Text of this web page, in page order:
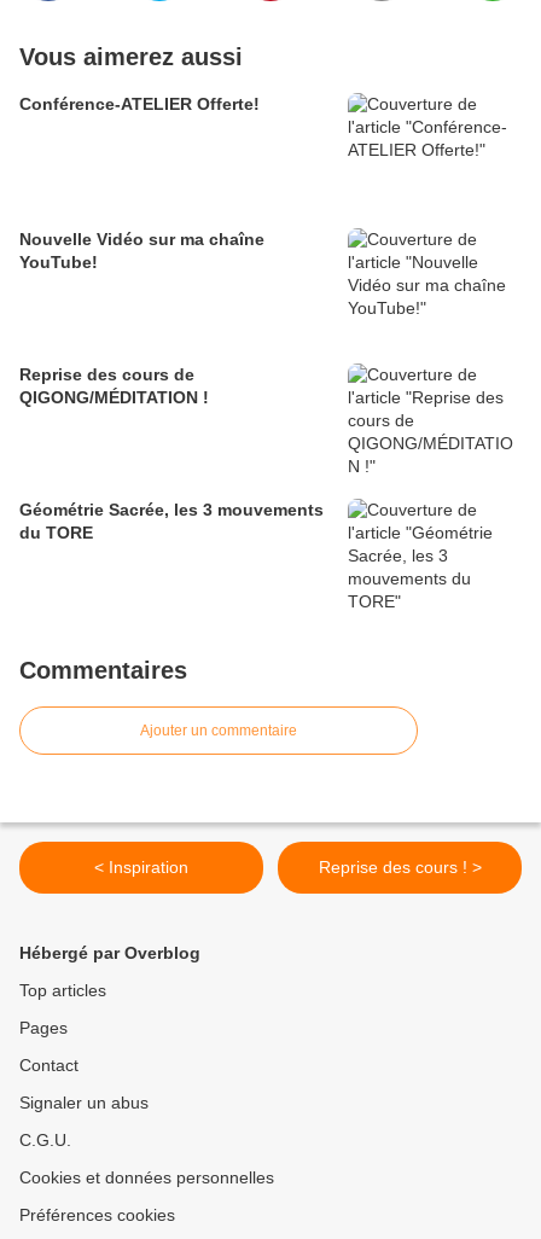
Vous aimerez aussi
Conférence-ATELIER Offerte!
Nouvelle Vidéo sur ma chaîne
YouTube!
Reprise des cours de
QIGONG/MÉDITATION !
Géométrie Sacrée, les 3 mouvements
du TORE
Commentaires
Ajouter un commentaire
< Inspiration Reprise des cours ! >
Hébergé par Overblog
Top articles
Pages
Contact
Signaler un abus
C.G.U.
Cookies et données personnelles
Préférences cookies